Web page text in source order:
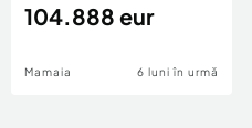
cheie,langa Mega
104.888 eur
Mamaia 6 luni în urmă